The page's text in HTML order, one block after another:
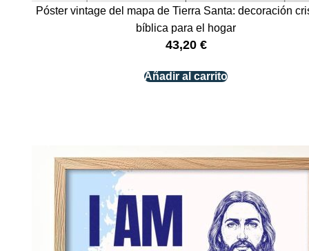
Póster vintage del mapa de Tierra Santa: decoración
bíblica para el hogar
43,20 €
Añadir al carrito